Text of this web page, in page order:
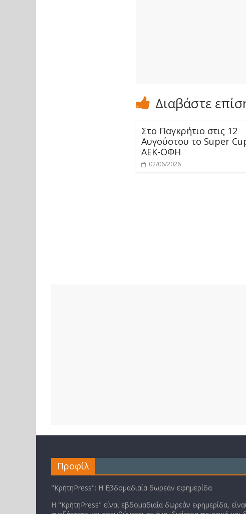
Διαβάστε
Στο Παγκρήτιο στις 12
Αυγούστου το Super
ΑΕΚ-ΟΦΗ
02/06/2026
Προφίλ
"ΚρήτηPress": Η Εβδομαδιαία δωρεάν εφημερίδα
Η "ΚρήτηPress" είναι εβδομαδιαία δωρεάν εφημερίδα,